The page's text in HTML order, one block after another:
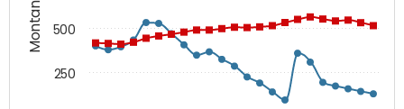
250
500